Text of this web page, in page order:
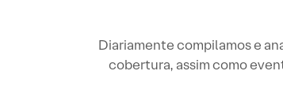
Diariamente compilamos e
cobertura, assim como